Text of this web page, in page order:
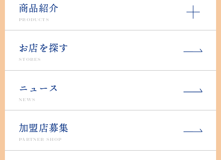
商品紹介
PRODUCTS
お店を探す
STORES
ニュース
NEWS
加盟店募集
PARTNER SHOP